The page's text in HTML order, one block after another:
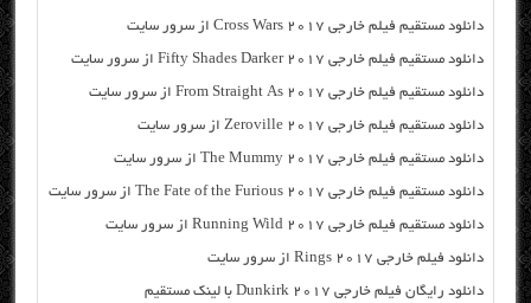
دانلود مستقیم فیلم خارجی Cross Wars 2017 از سرور سایت
دانلود مستقیم فیلم خارجی Fifty Shades Darker 2017 از سرور سایت
دانلود مستقیم فیلم خارجی From Straight As 2017 از سرور سایت
دانلود مستقیم فیلم خارجی Zeroville 2017 از سرور سایت
دانلود مستقیم فیلم خارجی The Mummy 2017 از سرور سایت
دانلود مستقیم فیلم خارجی The Fate of the Furious 2017 از سرور سایت
دانلود مستقیم فیلم خارجی Running Wild 2017 از سرور سایت
دانلود فیلم خارجی Rings 2017 از سرور سایت
دانلود رایگان فیلم خارجی Dunkirk 2017 با لینک مستقیم